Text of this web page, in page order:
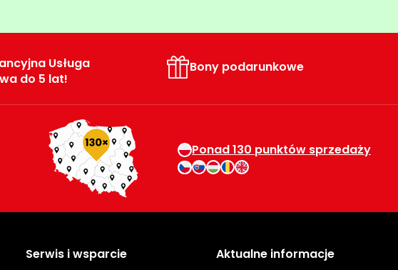
Usługa
do 5 lat!
Bony podarunkowe
Ponad 130 punktów sprzedaży
Serwis i wsparcie Aktualne informacje